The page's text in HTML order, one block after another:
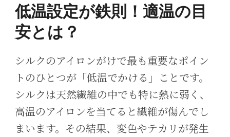
低温設定が鉄則！適温の目
安とは？
シルクのアイロンがけで最も重要なポイン
トのひとつが「低温でかける」ことです。
シルクは天然繊維の中でも特に熱に弱く、
高温のアイロンを当てると繊維が傷んでし
まいます。その結果、変色やテカリが発生